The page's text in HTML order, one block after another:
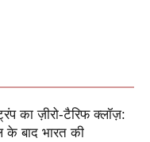
का ज़ीरो-टैरिफ क्लॉज़:
के बाद भारत की